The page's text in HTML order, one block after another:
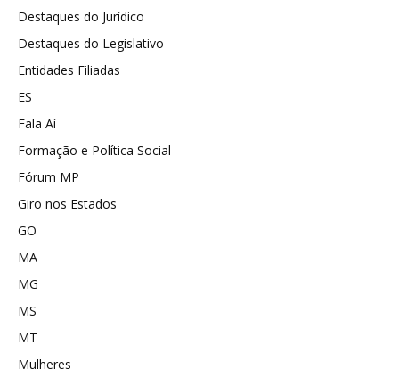
Destaques do Jurídico
Destaques do Legislativo
Entidades Filiadas
ES
Fala Aí
Formação e Política Social
Fórum MP
Giro nos Estados
GO
MA
MG
MS
MT
Mulheres